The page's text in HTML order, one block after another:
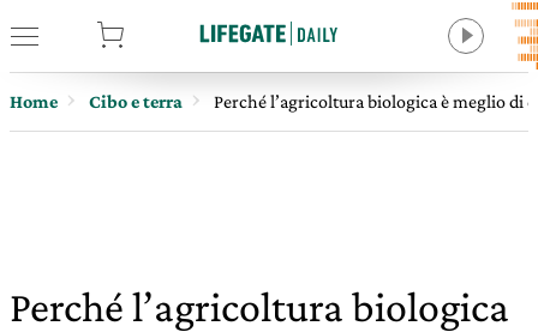
Home Cibo e terra Perché l’agricoltura biologica è meglio di
Perché l’agricoltura biologica